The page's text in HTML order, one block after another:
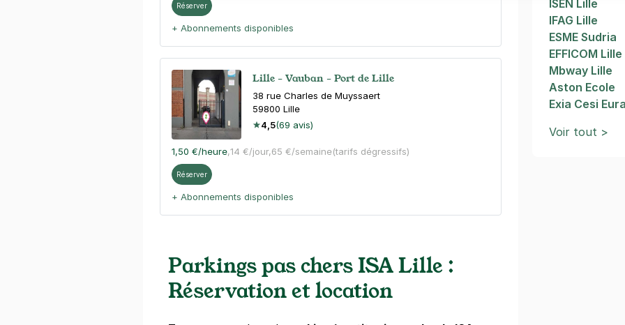
Réserver
+ Abonnements disponibles
Lille - Vauban - Port de Lille
38 rue Charles de Muyssaert
59800 Lille
4,5(69 avis)
1,50 €/heure,14 €/jour,65 €/semaine(tarifs dégressifs)
Réserver
+ Abonnements disponibles
81 rue de Flandre
59000
4,7(181 avis)
Parkings pas chers ISA Lille :
Réservation et location
ISEN Lille
IFAG Lille
ESME Sudria
EFFICOM Lille
Mbway Lille
Aston Ecole
Exia Cesi
Voir tout >